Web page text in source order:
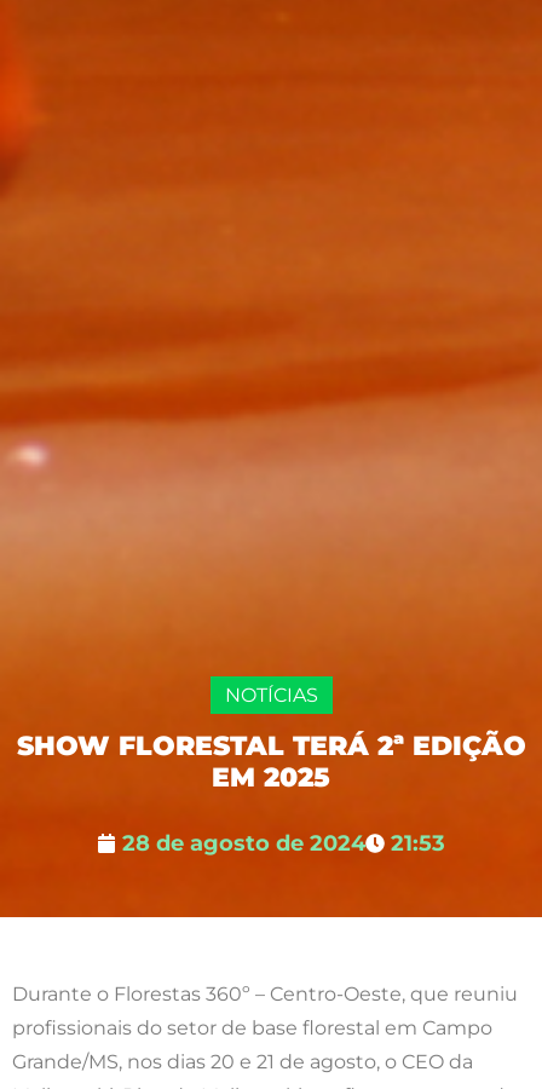
NOTÍCIAS
SHOW FLORESTAL TERÁ 2ª EDIÇÃO
EM 2025
28 de agosto de 2024 21:53
Durante o Florestas 360º – Centro-Oeste, que reuniu
profissionais do setor de base florestal em Campo
Grande/MS, nos dias 20 e 21 de agosto, o CEO da